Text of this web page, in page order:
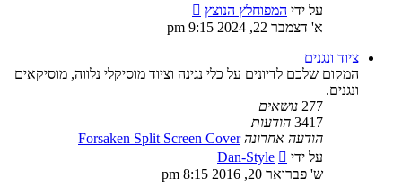
על ידי המפוחלץ הנוצץ
בהודעה
האחרונה
א' דצמבר 22, 2024 9:15 pm
ציוד ונגנים
המקום שלכם לדיונים על כלי נגינה וציוד מוסיקלי נלווה, מוסיקאים
ונגנים.
277 נושאים
3417 הודעות
הודעה אחרונה Forsaken Split Screen Cover
על ידי
Dan-Styleצפה
בהודעה
ש' פברואר 20, 2016 8:15 pm